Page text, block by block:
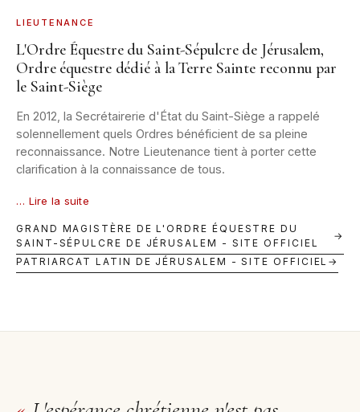
LIEUTENANCE
L'Ordre Équestre du Saint-Sépulcre de Jérusalem,
Ordre équestre dédié à la Terre Sainte reconnu par
le Saint-Siège
En 2012, la Secrétairerie d'État du Saint-Siège a rappelé
solennellement quels Ordres bénéficient de sa pleine
reconnaissance. Notre Lieutenance tient à porter cette
clarification à la connaissance de tous.
… Lire la suite
GRAND MAGISTÈRE DE L'ORDRE ÉQUESTRE DU
SAINT-SÉPULCRE DE JÉRUSALEM - SITE OFFICIEL
→
PATRIARCAT LATIN DE JÉRUSALEM - SITE OFFICIEL →